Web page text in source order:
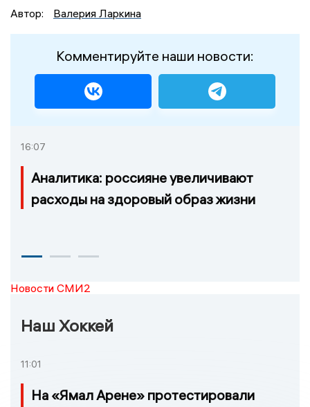
Автор: Валерия Ларкина
Комментируйте наши новости:
16:07
Аналитика: россияне увеличивают
расходы на здоровый образ жизни
Новости СМИ2
Наш Хоккей
11:01
На «Ямал Арене» протестировали